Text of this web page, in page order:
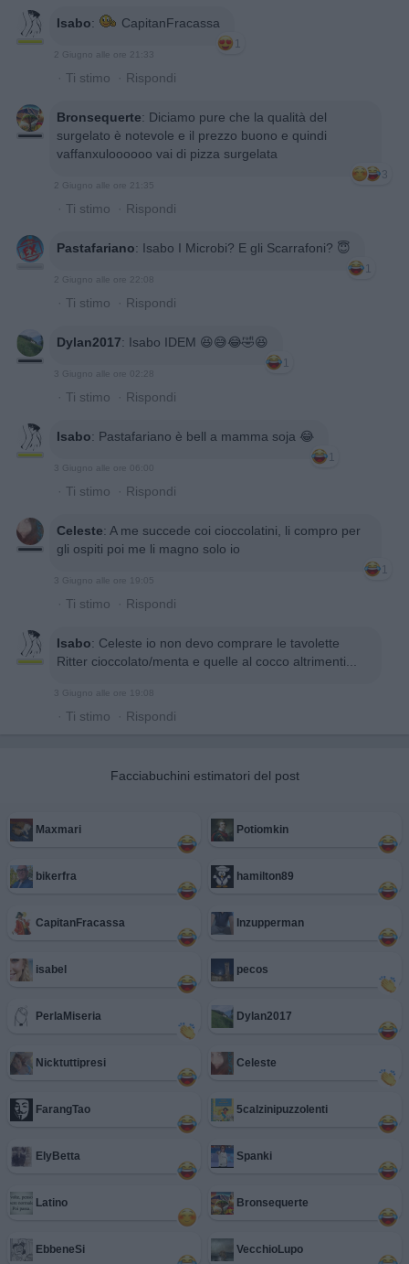
Isabo: CapitanFracassa
1
2 Giugno alle ore 21:33
· Ti stimo · Rispondi
Bronsequerte: Diciamo pure che la qualità del
surgelato è notevole e il prezzo buono e quindi
vaffanxuloooooo vai di pizza surgelata
3
2 Giugno alle ore 21:35
· Ti stimo · Rispondi
Pastafariano: Isabo I Microbi? E gli Scarrafoni? 😇
1
2 Giugno alle ore 22:08
· Ti stimo · Rispondi
Dylan2017: Isabo IDEM 😆😅😂🤣😆
1
3 Giugno alle ore 02:28
· Ti stimo · Rispondi
Isabo: Pastafariano è bell a mamma soja 😂
1
3 Giugno alle ore 06:00
· Ti stimo · Rispondi
Celeste: A me succede coi cioccolatini, li compro per
gli ospiti poi me li magno solo io
1
3 Giugno alle ore 19:05
· Ti stimo · Rispondi
Isabo: Celeste io non devo comprare le tavolette
Ritter cioccolato/menta e quelle al cocco altrimenti...
3 Giugno alle ore 19:08
· Ti stimo · Rispondi
Facciabuchini estimatori del post
Maxmari Potiomkin
bikerfra hamilton89
CapitanFracassa Inzupperman
isabel pecos
PerlaMiseria Dylan2017
Nicktuttipresi Celeste
FarangTao 5calzinipuzzolenti
ElyBetta Spanki
Latino Bronsequerte
EbbeneSi VecchioLupo